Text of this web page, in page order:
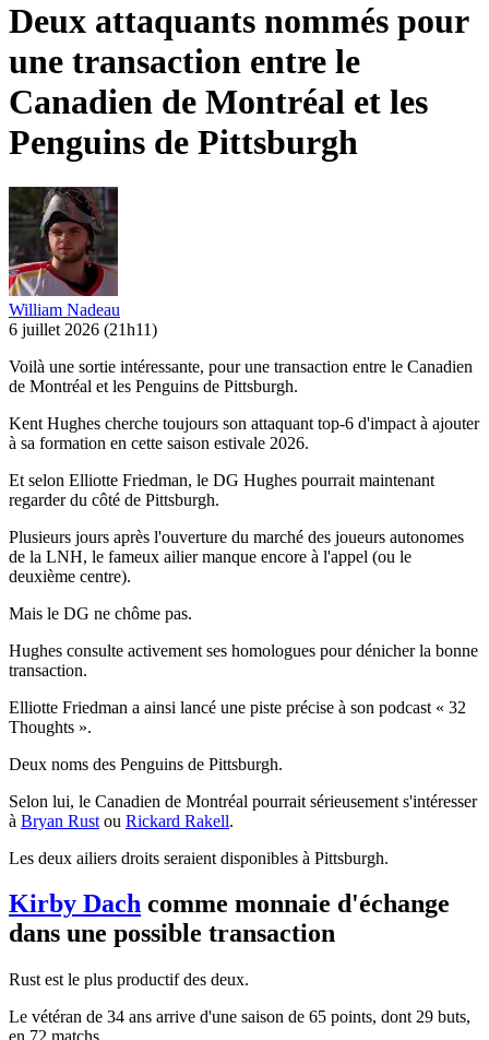
Deux attaquants nommés pour
une transaction entre le
Canadien de Montréal et les
Penguins de Pittsburgh
William Nadeau
6 juillet 2026 (21h11)
Voilà une sortie intéressante, pour une transaction entre le Canadien
de Montréal et les Penguins de Pittsburgh.
Kent Hughes cherche toujours son attaquant top-6 d'impact à ajouter
à sa formation en cette saison estivale 2026.
Et selon Elliotte Friedman, le DG Hughes pourrait maintenant
regarder du côté de Pittsburgh.
Plusieurs jours après l'ouverture du marché des joueurs autonomes
de la LNH, le fameux ailier manque encore à l'appel (ou le
deuxième centre).
Mais le DG ne chôme pas.
Hughes consulte activement ses homologues pour dénicher la bonne
transaction.
Elliotte Friedman a ainsi lancé une piste précise à son podcast « 32
Thoughts ».
Deux noms des Penguins de Pittsburgh.
Selon lui, le Canadien de Montréal pourrait sérieusement s'intéresser
à Bryan Rust ou Rickard Rakell.
Les deux ailiers droits seraient disponibles à Pittsburgh.
Kirby Dach comme monnaie d'échange
dans une possible transaction
Rust est le plus productif des deux.
Le vétéran de 34 ans arrive d'une saison de 65 points, dont 29 buts,